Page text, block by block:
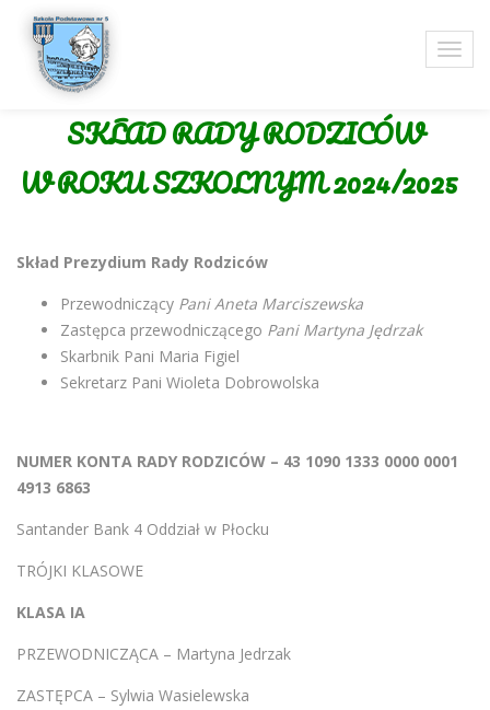
SKŁAD RADY RODZICÓW
W ROKU SZKOLNYM 2024/2025
Skład Prezydium Rady Rodziców
Przewodniczący Pani Aneta Marciszewska
Zastępca przewodniczącego Pani Martyna Jędrzak
Skarbnik Pani Maria Figiel
Sekretarz Pani Wioleta Dobrowolska
NUMER KONTA RADY RODZICÓW – 43 1090 1333 0000 0001
4913 6863
Santander Bank 4 Oddział w Płocku
TRÓJKI KLASOWE
KLASA IA
PRZEWODNICZĄCA – Martyna Jedrzak
ZASTĘPCA – Sylwia Wasielewska